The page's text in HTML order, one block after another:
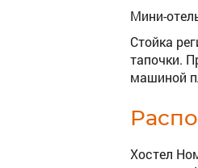
Мини-
Стойка
тапочки.
машиной
Хостел